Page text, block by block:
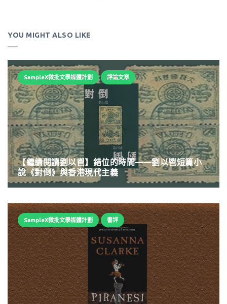
YOU MIGHT ALSO LIKE
SampleX微批文學媒體計劃 評論文章
【繼續閱讀劉以鬯】錯位的時間——劉以鬯短篇小
說《對倒》與香港現代主義
SampleX微批文學媒體計劃 書評